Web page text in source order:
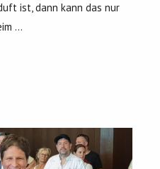
ist, dann kann das nur
...